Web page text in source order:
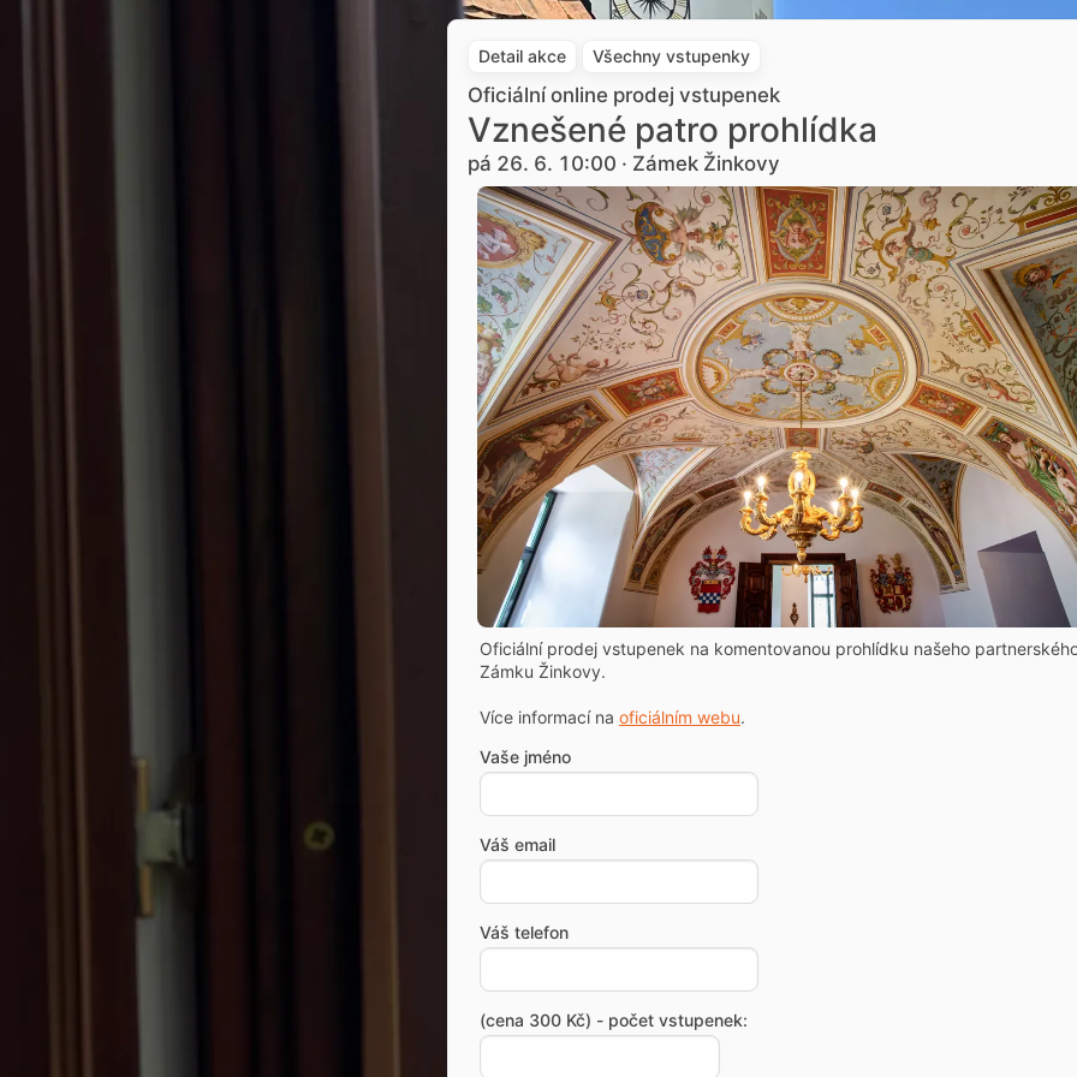
Detail akce Všechny vstupenky
Oficiální online prodej vstupenek
Vznešené patro prohlídka
pá 26. 6. 10:00 · Zámek Žinkovy
Oficiální prodej vstupenek na komentovanou prohlídku našeho
Zámku Žinkovy.
Více informací na oficiálním webu.
Vaše jméno
Váš email
Váš telefon
(cena 300 Kč) - počet vstupenek: